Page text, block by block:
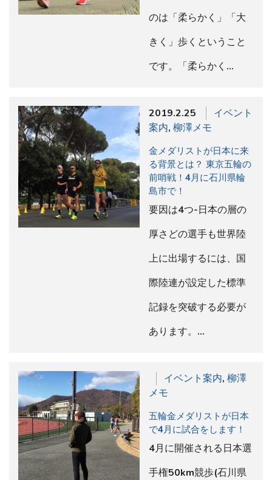
のは「柔らかく」「大
きく」歩くということ
です。「柔らかく…
2019.2.25
イベント
案内, 柳澤メモ
金メダリストが日本に来
る背景とは？ 東京五輪の
前哨戦！4月に石川県輪
島市で！
要因は4つ-日本の層の
厚さどの選手も世界陸
上に出場するには、国
際陸連が設定した標準
記録を突破する必要が
あります。…
イベント案内, 柳澤
メモ
五輪金メダリストが日本
で4月に試合をします！
4月に開催される日本選
手権50km競歩(石川県